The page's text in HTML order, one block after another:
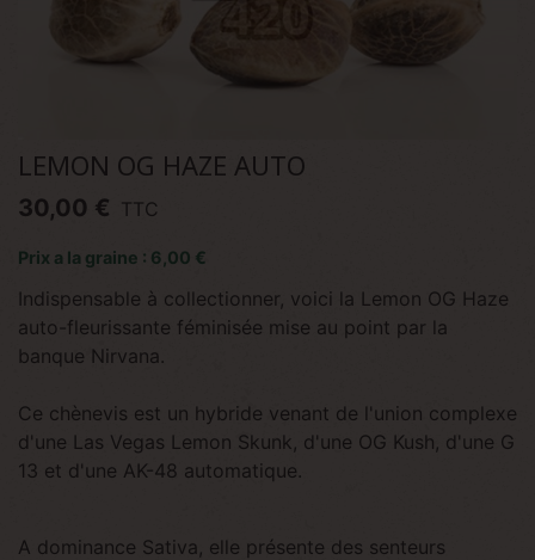
LEMON OG HAZE AUTO
30,00 € TTC
Prix a la graine : 6,00 €
Indispensable à collectionner, voici la Lemon OG Haze
auto-fleurissante féminisée mise au point par la
banque Nirvana.
Ce chènevis est un hybride venant de l'union complexe
d'une Las Vegas Lemon Skunk, d'une OG Kush, d'une G
13 et d'une AK-48 automatique.
A dominance Sativa, elle présente des senteurs